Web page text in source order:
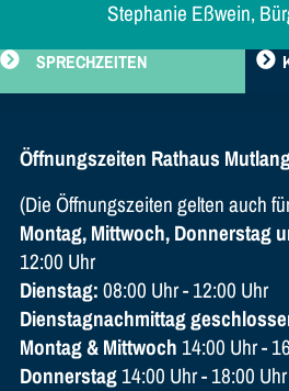
Stephanie Eßwein,
SPRECHZEITEN
Öffnungszeiten Rathaus
(Die Öffnungszeiten gelten auch
Montag, Mittwoch, Donnerstag
12:00 Uhr
Dienstag:08:00 Uhr - 12:00 Uhr
Dienstagnachmittag
Montag & Mittwoch 14:00 Uhr -
Donnerstag14:00 Uhr - 18:00 Uhr